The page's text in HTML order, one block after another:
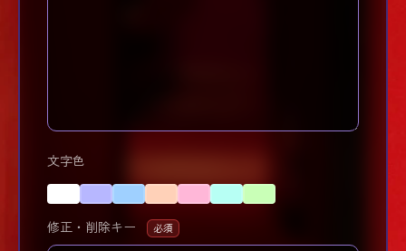
文字色
修正・削除キー 必須